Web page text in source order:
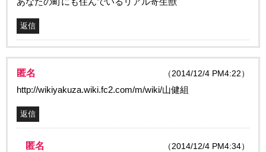
返信
匿名 （2014/12/4 PM4:22）
http://wikiyakuza.wiki.fc2.com/m/wiki/山健組
返信
匿名 （2014/12/4 PM4:34）